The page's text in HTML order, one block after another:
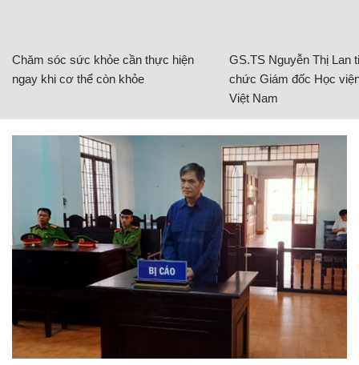
Chăm sóc sức khỏe cần thực hiện
ngay khi cơ thể còn khỏe
GS.TS Nguyễn Thị Lan
chức Giám đốc Học
Việt Nam